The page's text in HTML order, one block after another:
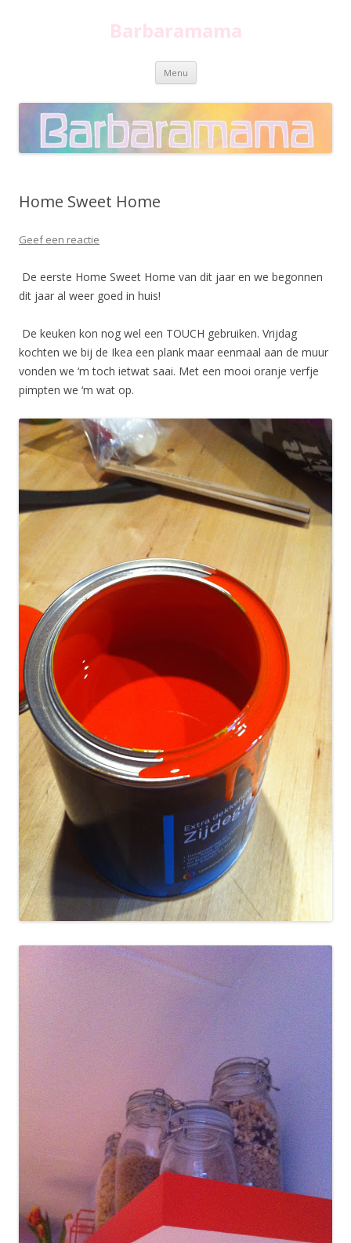
Barbaramama
Menu Spring
inhoud
Home Sweet Home
Geef een reactie
De eerste Home Sweet Home van dit jaar en we begonnen
dit jaar al weer goed in huis!
De keuken kon nog wel een TOUCH gebruiken. Vrijdag
kochten we bij de Ikea een plank maar eenmaal aan de muur
vonden we ‘m toch ietwat saai. Met een mooi oranje verfje
pimpten we ‘m wat op.